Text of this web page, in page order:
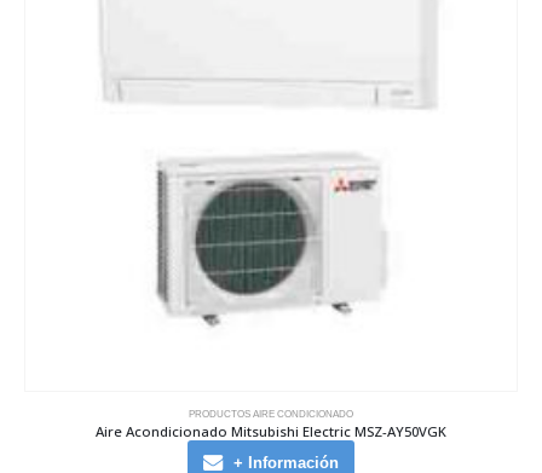
PRODUCTOS AIRE CONDICIONADO
Aire Acondicionado Mitsubishi Electric MSZ-AY50VGK
+ Información